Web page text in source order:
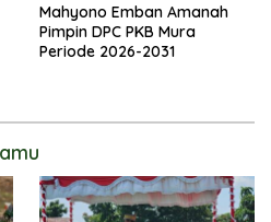
Mahyono Emban Amanah
Pimpin DPC PKB Mura
Periode 2026-2031